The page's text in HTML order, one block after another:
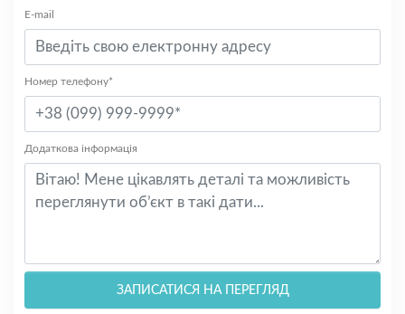
E-mail
Номер телефону*
Додаткова інформація
ЗАПИСАТИСЯ НА ПЕРЕГЛЯД